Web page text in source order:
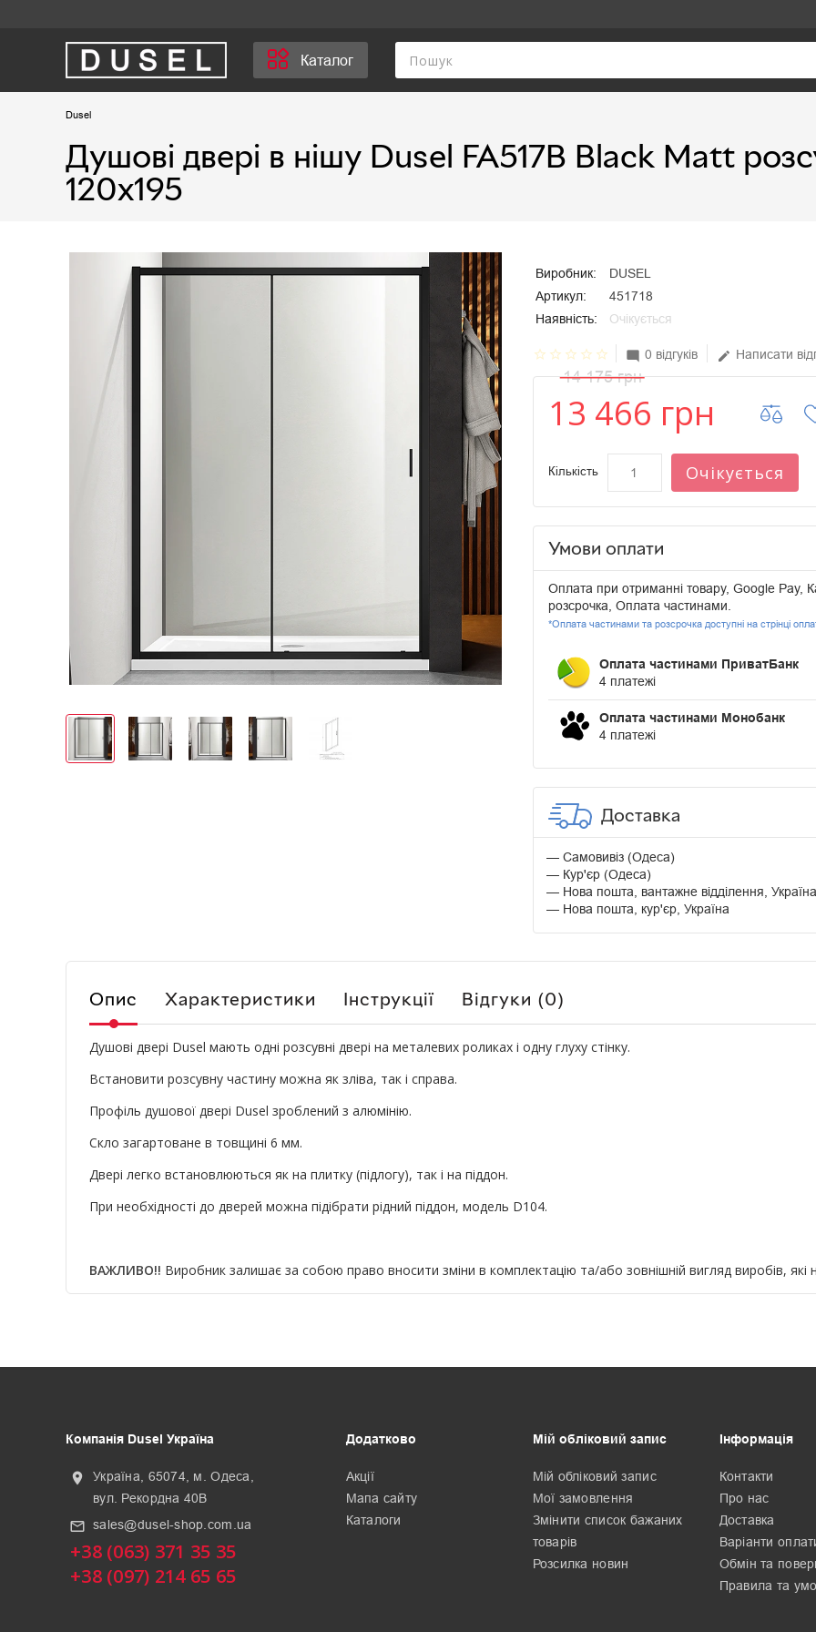
Каталог
Dusel
Душові двері в нішу Dusel FA517B Black Matt
120х195
Виробник:
DUSEL
Артикул:
451718
Наявність:
Очікується
star_border star_border star_border star_border star_border mode_comment 0 відгуків edit Написати
14 175 грн
13 466 грн
Кількість Очікується
Умови оплати
Оплата при отриманні товару, Google Pay,
розсрочка, Оплата частинами.
*Оплата частинами та розсрочка доступні на стрінці
Оплата частинами ПриватБанк
4 платежі
Оплата частинами Монобанк
4 платежі
Доставка
Самовивіз (Одеса)
Кур'єр (Одеса)
Нова пошта, вантажне відділення, Україна
Нова пошта, кур'єр, Україна
Опис Характеристики Інструкції Відгуки (0)
Душові двері Dusel мають одні розсувні двері на металевих роликах і одну глуху стінку.
Встановити розсувну частину можна як зліва, так і справа.
Профіль душової двері Dusel зроблений з алюмінію.
Скло загартоване в товщині 6 мм.
Двері легко встановлюються як на плитку (підлогу), так і на піддон.
При необхідності до дверей можна підібрати рідний піддон, модель D104.
ВАЖЛИВО!! Виробник залишає за собою право вносити зміни в комплектацію та/або зовнішній вигляд виробів, які
Компанія Dusel Україна
location_on
Україна, 65074, м. Одеса,
вул. Рекордна 40В
mail_outline sales@dusel-shop.com.ua
+38 (063) 371 35 35
+38 (097) 214 65 65
Додатково
Акції
Мапа сайту
Каталоги
Мій обліковий запис
Мій обліковий запис
Мої замовлення
Змінити список бажаних
товарів
Розсилка новин
Інформація
Контакти
Про нас
Доставка
Варіанти
Обмін та
Правила та